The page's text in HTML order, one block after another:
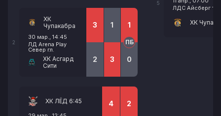
2
ХК
Чупакабра
30 мар., 14:45
ЛД Arena Play
Север гл.
ХК Асгард
Сити
3
2
1
3
1
0
ПБ
ХК ЛЁД 6:45 4 2
5
ЛДС Айсберг тр.
ХК